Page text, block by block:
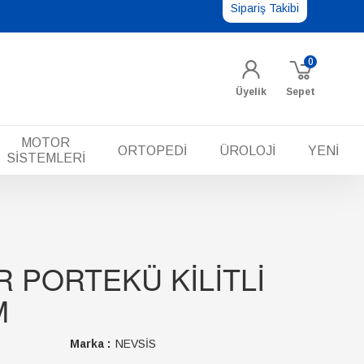
Sipariş Takibi
Üyelik Sepet
0
MOTOR
SİSTEMLERİ
ORTOPEDİ ÜROLOJİ YENİ
PORTEKÜ KİLİTLİ
Marka : NEVSİS